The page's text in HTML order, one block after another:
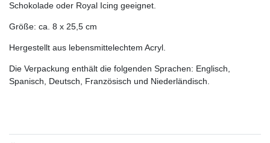
Schokolade oder Royal Icing geeignet.
Größe: ca. 8 x 25,5 cm
Hergestellt aus lebensmittelechtem Acryl.
Die Verpackung enthält die folgenden Sprachen: Englisch,
Spanisch, Deutsch, Französisch und Niederländisch.